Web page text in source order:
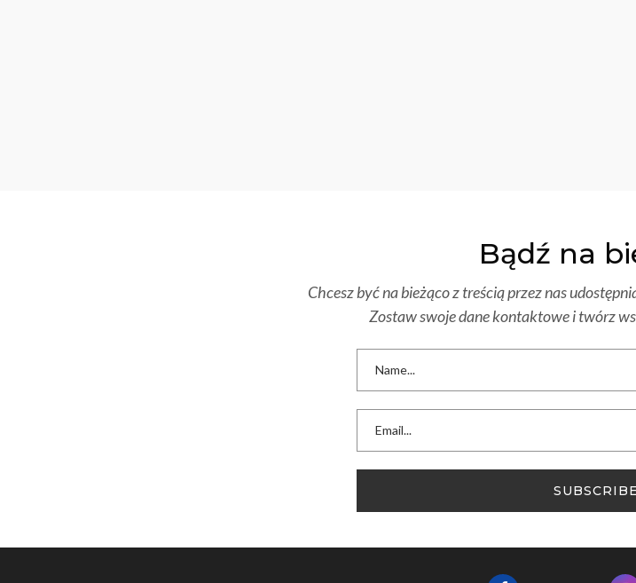
Bądź na
Chcesz być na bieżąco z treścią przez nas
Zostaw swoje dane kontaktowe i twórz